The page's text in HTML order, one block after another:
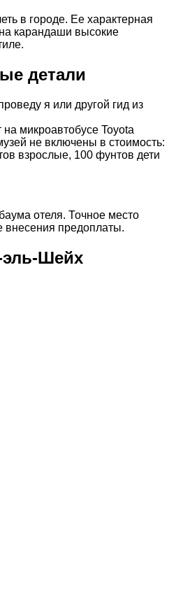
в городе. Ее характерная
карандаши высокие
детали
я или другой гид из
на микроавтобусе Toyota
не включены в стоимость:
взрослые, 100 фунтов дети
отеля. Точное место
внесения предоплаты.
Шейх